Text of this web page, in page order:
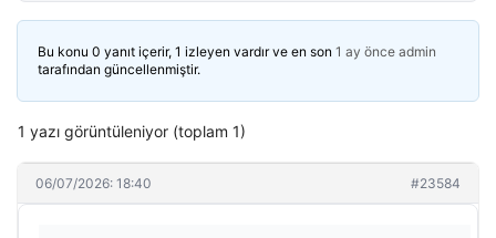
Bu konu 0 yanıt içerir, 1 izleyen vardır ve en son 1 ay önce admin
tarafından güncellenmiştir.
1 yazı görüntüleniyor (toplam 1)
06/07/2026: 18:40 #23584